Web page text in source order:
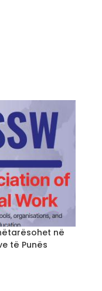
në
të Punës